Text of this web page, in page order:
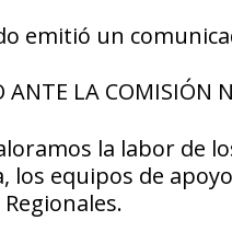
emitió un
ANTE LA COMISIÓN
la labor de
los equipos de